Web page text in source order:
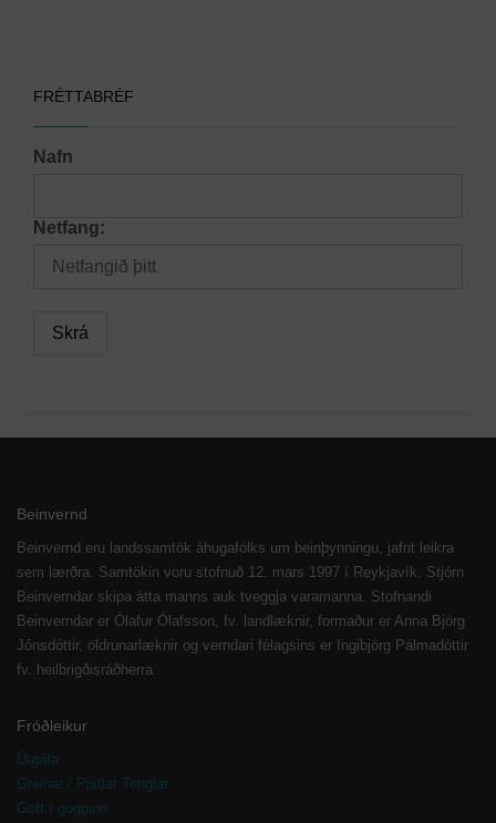
FRÉTTABRÉF
Nafn
Netfang:
Beinvernd
Beinvernd eru landssamtök áhugafólks um beinþynningu, jafnt leikra
sem lærðra. Samtökin voru stofnuð 12. mars 1997 í Reykjavík. Stjórn
Beinverndar skipa átta manns auk tveggja varamanna. Stofnandi
Beinverndar er Ólafur Ólafsson, fv. landlæknir, formaður er Anna Björg
Jónsdóttir, öldrunarlæknir og verndari félagsins er Ingibjörg Pálmadóttir
fv. heilbrigðisráðherra
Fróðleikur
Útgáfa
Greinar / Pistlar Tenglar
Gott í gogginn